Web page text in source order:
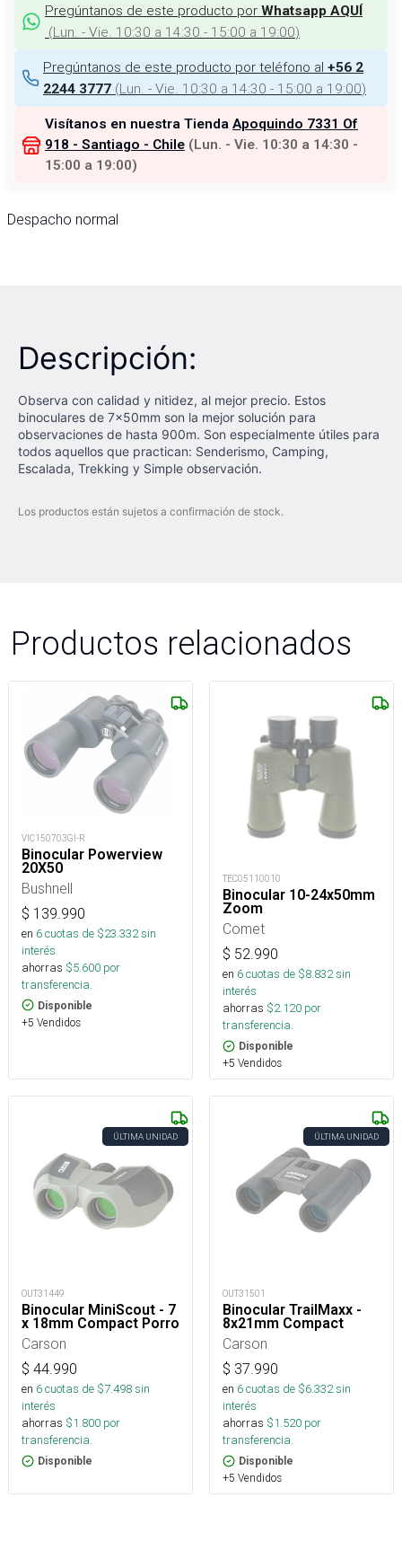
Pregúntanos de este producto por Whatsapp AQUÍ
(Lun. - Vie. 10:30 a 14:30 - 15:00 a 19:00)
Pregúntanos de este producto por teléfono al +56 2
2244 3777 (Lun. - Vie. 10:30 a 14:30 - 15:00 a 19:00)
Visítanos en nuestra Tienda Apoquindo 7331 Of
918 - Santiago - Chile (Lun. - Vie. 10:30 a 14:30 -
15:00 a 19:00)
Despacho normal
Descripción:
Observa con calidad y nitidez, al mejor precio. Estos
binoculares de 7x50mm son la mejor solución para
observaciones de hasta 900m. Son especialmente útiles para
todos aquellos que practican: Senderismo, Camping,
Escalada, Trekking y Simple observación.
Los productos están sujetos a confirmación de stock.
Productos relacionados
VIC150703GI-R
Binocular Powerview
20X50
Bushnell
$ 139.990
en 6cuotas de $23.332sin
interés
ahorras $5.600 por
transferencia.
Disponible
+5 Vendidos
TEC05110010
Binocular 10-24x50mm
Zoom
Comet
$ 52.990
en 6cuotas de $8.832sin
interés
ahorras $2.120 por
transferencia.
Disponible
+5 Vendidos
ÚLTIMA UNIDAD
OUT31449
Binocular MiniScout - 7
x 18mm Compact Porro
Carson
$ 44.990
en 6cuotas de $7.498sin
interés
ahorras $1.800 por
transferencia.
Disponible
ÚLTIMA UNIDAD
OUT31501
Binocular TrailMaxx -
8x21mm Compact
Carson
$ 37.990
en 6cuotas de $6.332sin
interés
ahorras $1.520 por
transferencia.
Disponible
+5 Vendidos